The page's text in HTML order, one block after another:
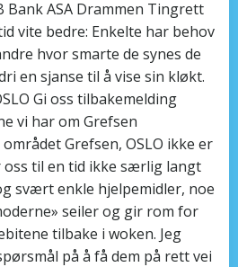
Bank ASA Drammen Tingrett
vite bedre: Enkelte har behov
hvor smarte de synes de
en sjanse til å vise sin kløkt.
Gi oss tilbakemelding
vi har om Grefsen
Grefsen, OSLO ikke er
til en tid ikke særlig langt
svært enkle hjelpemidler, noe
seiler og gir rom for
tilbake i woken. Jeg
på å få dem på rett vei